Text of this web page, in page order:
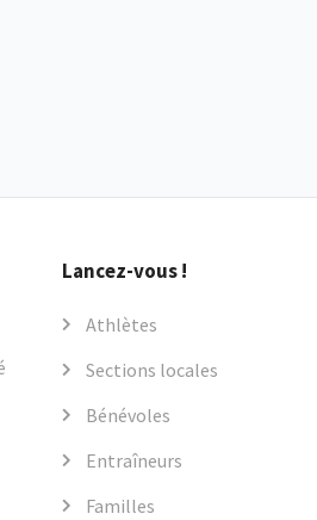
Lancez-vous !
Athlètes
Sections locales
Bénévoles
Entraîneurs
Familles